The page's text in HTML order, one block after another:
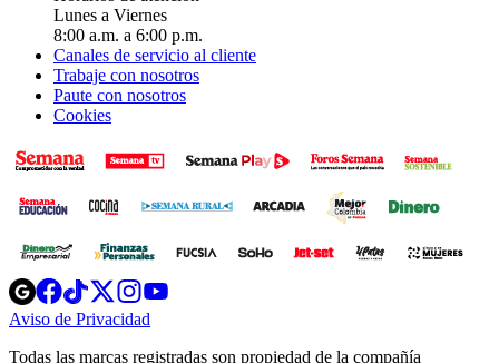
Lunes a Viernes
8:00 a.m. a 6:00 p.m.
Canales de servicio al cliente
Trabaje con nosotros
Paute con nosotros
Cookies
Opens
in
new
Opens
in
new
Opens
in
new
window
Opens
new
windowwindow
Aviso de Privacidad
new
Todas las marcas registradas son propiedad de la compañía